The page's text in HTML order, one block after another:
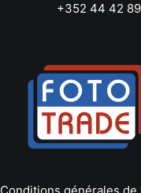
+352 44 42 89